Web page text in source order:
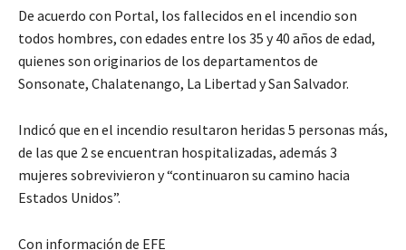
De acuerdo con Portal, los fallecidos en el incendio son
todos hombres, con edades entre los 35 y 40 años de edad,
quienes son originarios de los departamentos de
Sonsonate, Chalatenango, La Libertad y San Salvador.
Indicó que en el incendio resultaron heridas 5 personas más,
de las que 2 se encuentran hospitalizadas, además 3
mujeres sobrevivieron y “continuaron su camino hacia
Estados Unidos”.
Con información de EFE